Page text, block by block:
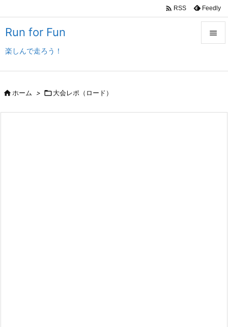
Run for Fun
楽しんで走ろう！

 RSS Feedly
ホーム > 大会レポ（ロード）